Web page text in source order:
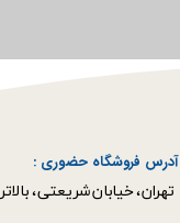
آدرس فروشگاه حضوری :
​​​​​​​تهران ، خیابان شریعتی ، بالاتر